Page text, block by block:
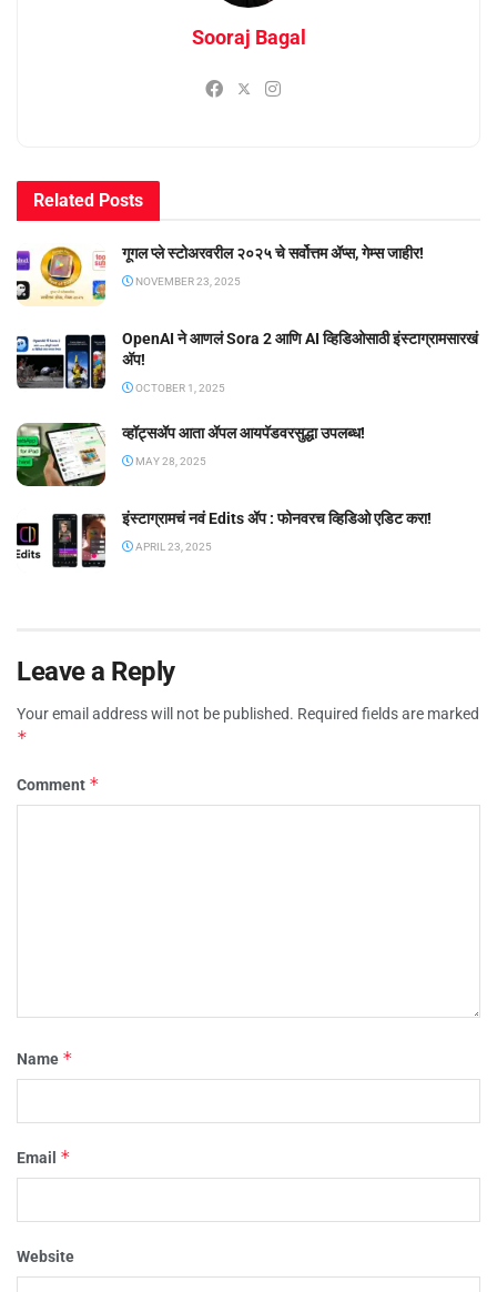
Sooraj Bagal
Related Posts
गूगल प्ले स्टोअरवरील २०२५ चे सर्वोत्तम ॲप्स, गेम्स जाहीर!
NOVEMBER 23, 2025
OpenAI ने आणलं Sora 2 आणि AI व्हिडिओसाठी इंस्टाग्रामसारखं
अ‍ॅप!
OCTOBER 1, 2025
व्हॉट्सॲप आता ॲपल आयपॅडवरसुद्धा उपलब्ध!
MAY 28, 2025
इंस्टाग्रामचं नवं Edits ॲप : फोनवरच व्हिडिओ एडिट करा!
APRIL 23, 2025
Leave a Reply
Your email address will not be published. Required fields are marked
*
Comment *
Name *
Email *
Website